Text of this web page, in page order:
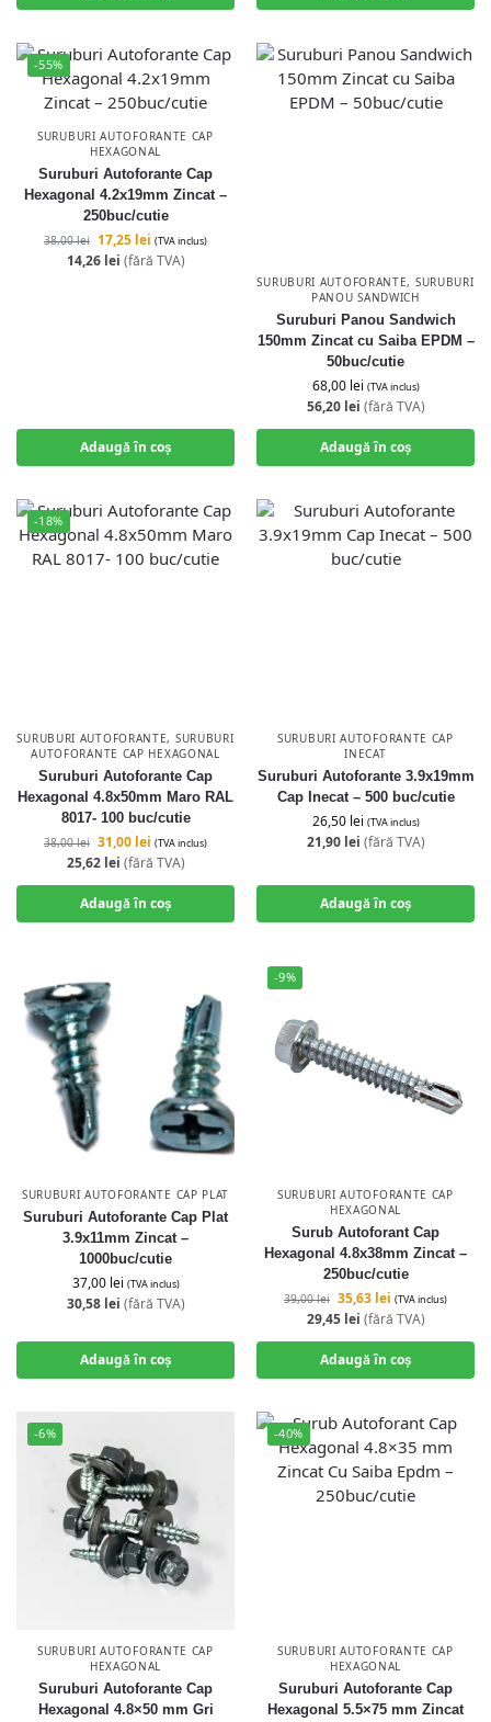
-55%
SURUBURI AUTOFORANTE CAP
HEXAGONAL
Suruburi Autoforante Cap
Hexagonal 4.2x19mm Zincat –
250buc/cutie
38,00lei 17,25 lei (TVA inclus)
14,26 lei (fără TVA)
Adaugă în coș
SURUBURI AUTOFORANTE, SURUBURI
PANOU SANDWICH
Suruburi Panou Sandwich
150mm Zincat cu Saiba EPDM –
50buc/cutie
68,00 lei (TVA inclus)
56,20 lei (fără TVA)
Adaugă în coș
-18%
SURUBURI AUTOFORANTE, SURUBURI
AUTOFORANTE CAP HEXAGONAL
Suruburi Autoforante Cap
Hexagonal 4.8x50mm Maro RAL
8017- 100 buc/cutie
38,00lei 31,00 lei (TVA inclus)
25,62 lei (fără TVA)
Adaugă în coș
SURUBURI AUTOFORANTE CAP
INECAT
Suruburi Autoforante 3.9x19mm
Cap Inecat – 500 buc/cutie
26,50 lei (TVA inclus)
21,90 lei (fără TVA)
Adaugă în coș
SURUBURI AUTOFORANTE CAP PLAT
Suruburi Autoforante Cap Plat
3.9x11mm Zincat –
1000buc/cutie
37,00 lei (TVA inclus)
30,58 lei (fără TVA)
Adaugă în coș
-9%
SURUBURI AUTOFORANTE CAP
HEXAGONAL
Surub Autoforant Cap
Hexagonal 4.8x38mm Zincat –
250buc/cutie
39,00lei 35,63 lei (TVA inclus)
29,45 lei (fără TVA)
Adaugă în coș
-6%
SURUBURI AUTOFORANTE CAP
HEXAGONAL
Suruburi Autoforante Cap
Hexagonal 4.8×50 mm Gri
-40%
SURUBURI AUTOFORANTE CAP
HEXAGONAL
Suruburi Autoforante Cap
Hexagonal 5.5×75 mm Zincat